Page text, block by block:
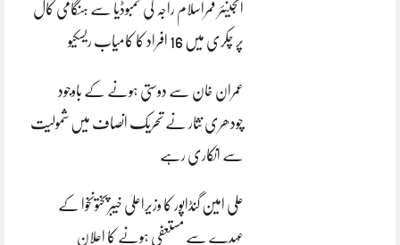
انجینئر قمراسلام راجہ کی کمبوڈیا سے ہنگامی کال
پر چکری میں 16 افراد کا کامیاب ریسکیو
عمران خان سے دوستی ہونے کے باوجود
چودھری نثار نے تحریک انصاف میں شمولیت
سے انکاری رہے
علی امین گنڈاپور کا وزیراعلیٰ خیبرپختونخوا کے
عہدے سے مستعفی ہونے کا اعلان